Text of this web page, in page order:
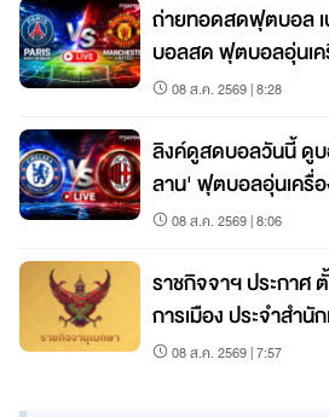
ถ่ายทอดสดฟุตบอล
บอลสด ฟุตบอลอุ่นเค
08 ส.ค. 2569 | 8:28
ลิงค์ดูสดบอลวันนี้ ดู
ลาน' ฟุตบอลอุ่นเครื่
08 ส.ค. 2569 | 8:06
ราชกิจจาฯ ประกาศ
การเมือง ประจำสำนั
รัฐมนตรี
08 ส.ค. 2569 | 7:57